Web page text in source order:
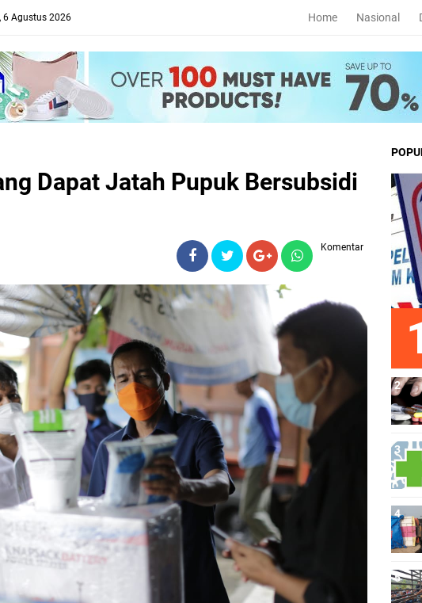
6 Agustus 2026 Home Nasional
Dapat Jatah Pupuk Bersubsidi
Komentar